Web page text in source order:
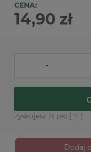
CENA:
14,90 zł
-
Zyskujesz 14 pkt [ ? ]
Dodaj